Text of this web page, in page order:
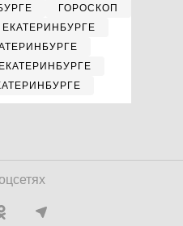
ГОРОСКОП